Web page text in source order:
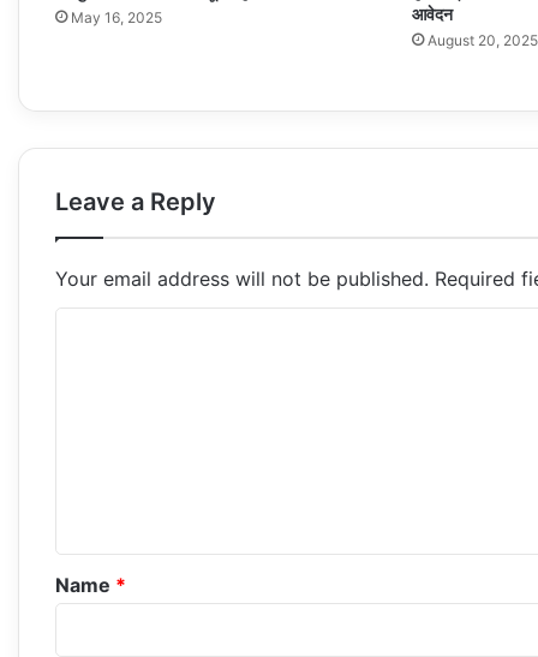
May 16, 2025
आवेदन
August 20, 2025
Leave a Reply
Your email address will not be published. Required
*
Name *